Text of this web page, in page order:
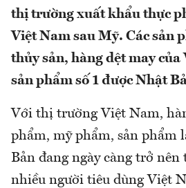
thị trường xuất khẩu thực
Việt Nam sau Mỹ. Các sản
thủy sản, hàng dệt may
sản phẩm số 1 được Nhật
Với thị trường Việt Nam,
phẩm, mỹ phẩm, sản phẩm
Bản đang ngày càng trở nên
nhiều người tiêu dùng Việt